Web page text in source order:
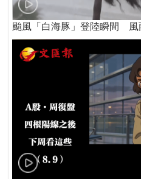
颱風「白海豚」登陸瞬間 風